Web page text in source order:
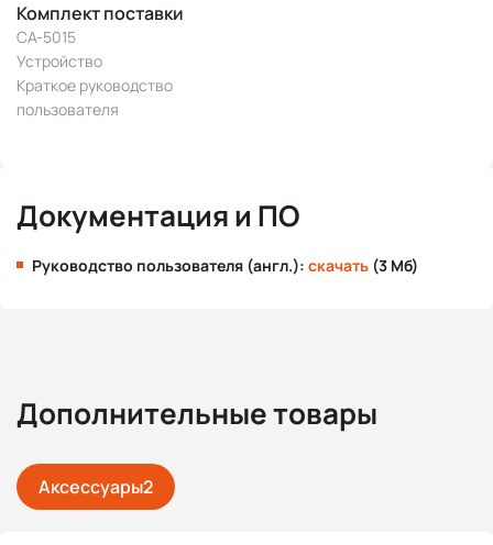
Комплект поставки
CA-5015
Устройство
Краткое руководство
пользователя
Документация и ПО
Руководство пользователя (англ.): скачать (3 Мб)
Дополнительные товары
Аксессуары2